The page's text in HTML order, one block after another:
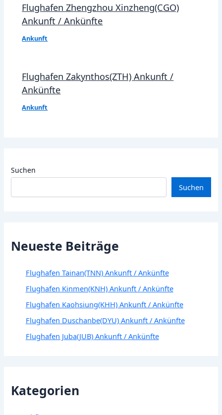
Flughafen Zhengzhou Xinzheng(CGO)
Ankunft / Ankünfte
Ankunft
Flughafen Zakynthos(ZTH) Ankunft /
Ankünfte
Ankunft
Suchen
Suchen
Neueste Beiträge
Flughafen Tainan(TNN) Ankunft / Ankünfte
Flughafen Kinmen(KNH) Ankunft / Ankünfte
Flughafen Kaohsiung(KHH) Ankunft / Ankünfte
Flughafen Duschanbe(DYU) Ankunft / Ankünfte
Flughafen Juba(JUB) Ankunft / Ankünfte
Kategorien